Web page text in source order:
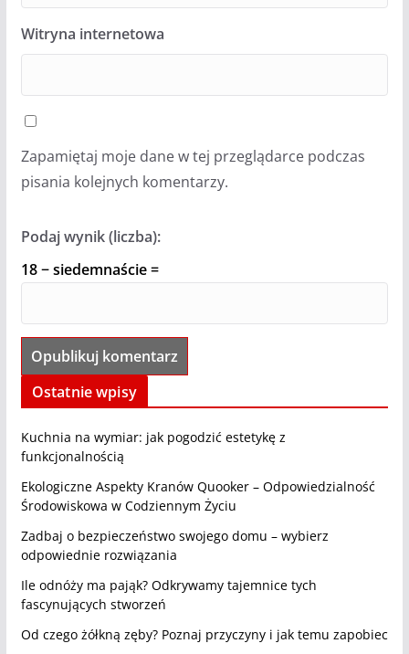
Witryna internetowa
Zapamiętaj moje dane w tej przeglądarce podczas
pisania kolejnych komentarzy.
Podaj wynik (liczba):
18 − siedemnaście =
Ostatnie wpisy
Kuchnia na wymiar: jak pogodzić estetykę z
funkcjonalnością
Ekologiczne Aspekty Kranów Quooker – Odpowiedzialność
Środowiskowa w Codziennym Życiu
Zadbaj o bezpieczeństwo swojego domu – wybierz
odpowiednie rozwiązania
Ile odnóży ma pająk? Odkrywamy tajemnice tych
fascynujących stworzeń
Od czego żółkną zęby? Poznaj przyczyny i jak temu zapobiec